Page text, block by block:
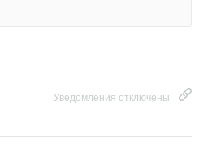
Уведомления отключены
комментарии к новости (1)
на конкретном объекте.
системы